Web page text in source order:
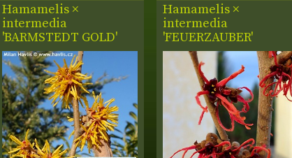
Hamamelis ×
intermedia
'BARMSTEDT GOLD'
Hamamelis ×
intermedia
'FEUERZAUBER'